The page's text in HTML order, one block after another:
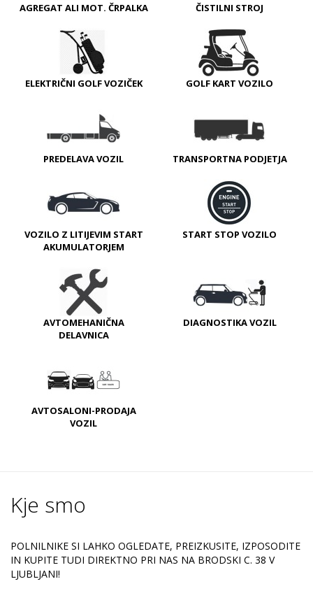
AGREGAT ALI MOT. ČRPALKA ČISTILNI STROJ
ELEKTRIČNI GOLF VOZIČEK GOLF KART VOZILO
PREDELAVA VOZIL TRANSPORTNA PODJETJA
VOZILO Z LITIJEVIM START
AKUMULATORJEM
START STOP VOZILO
AVTOMEHANIČNA
DELAVNICA
DIAGNOSTIKA VOZIL
AVTOSALONI-PRODAJA
VOZIL
Kje smo
POLNILNIKE SI LAHKO OGLEDATE, PREIZKUSITE, IZPOSODITE
IN KUPITE TUDI DIREKTNO PRI NAS NA BRODSKI C. 38 V
LJUBLJANI!